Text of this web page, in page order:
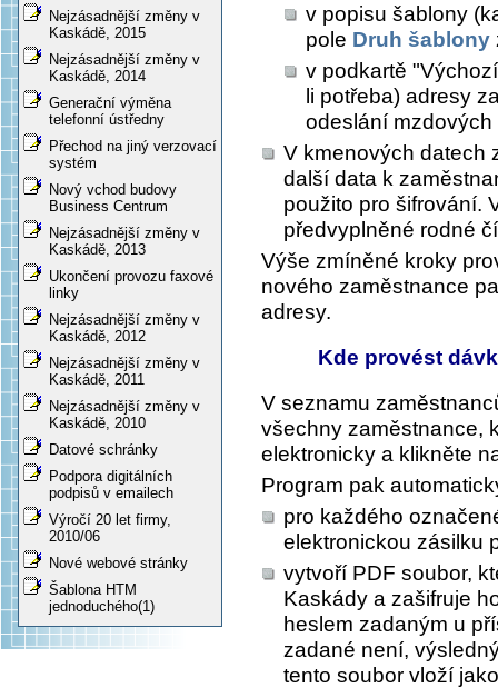
Nejzásadnější změny v
Kaskádě, 2015
Nejzásadnější změny v
Kaskádě, 2014
Generační výměna
telefonní ústředny
Přechod na jiný verzovací
systém
Nový vchod budovy
Business Centrum
Nejzásadnější změny v
Kaskádě, 2013
Ukončení provozu faxové
linky
Nejzásadnější změny v
Kaskádě, 2012
Nejzásadnější změny v
Kaskádě, 2011
Nejzásadnější změny v
Kaskádě, 2010
Datové schránky
Podpora digitálních
podpisů v emailech
Výročí 20 let firmy,
2010/06
Nové webové stránky
Šablona HTM
jednoduchého(1)
v popisu šablony
pole Druh šablony
v podkartě
li potřeba) adresy
odeslání
V kmenových datech
další data k
použito pro šifrování.
předvyplněné rodné
Výše zmíněné kroky
nového zaměstnance
adresy.
Kde provést
V seznamu
všechny zaměstnance,
elektronicky a klikněte
Program pak
pro každého
elektronickou zásilku
vytvoří PDF soubor,
Kaskády a zašifruje
heslem zadaným u
zadané není,
tento soubor vloží